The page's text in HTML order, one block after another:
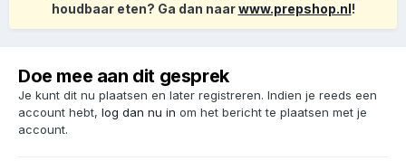
houdbaar eten? Ga dan naarwww.prepshop.nl!
Doe mee aan dit gesprek
Je kunt dit nu plaatsen en later registreren. Indien je reeds een
account hebt, log dan nu in om het bericht te plaatsen met je
account.